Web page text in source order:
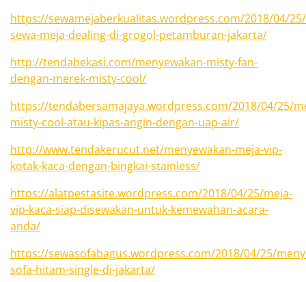
https://sewamejaberkualitas.wordpress.com/2018/04/
sewa-meja-dealing-di-grogol-petamburan-jakarta/
http://tendabekasi.com/menyewakan-misty-fan-
dengan-merek-misty-cool/
https://tendabersamajaya.wordpress.com/2018/04/25/
misty-cool-atau-kipas-angin-dengan-uap-air/
http://www.tendakerucut.net/menyewakan-meja-vip-
kotak-kaca-dengan-bingkai-stainless/
https://alatpestasite.wordpress.com/2018/04/25/meja-
vip-kaca-siap-disewakan-untuk-kemewahan-acara-
anda/
https://sewasofabagus.wordpress.com/2018/04/25/
sofa-hitam-single-di-jakarta/